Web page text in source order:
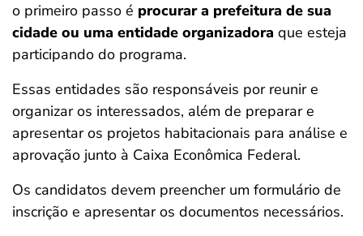
o primeiro passo é procurar a prefeitura de sua
cidade ou uma entidade organizadora que esteja
participando do programa.
Essas entidades são responsáveis por reunir e
organizar os interessados, além de preparar e
apresentar os projetos habitacionais para análise e
aprovação junto à Caixa Econômica Federal.
Os candidatos devem preencher um formulário de
inscrição e apresentar os documentos necessários.